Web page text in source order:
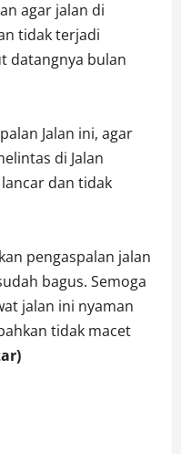
agar jalan di
tidak terjadi
datangnya bulan
Jalan ini, agar
di Jalan
dan tidak
pengaspalan jalan
bagus. Semoga
jalan ini nyaman
tidak macet